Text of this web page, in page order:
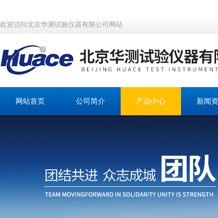
欢迎访问北京华测试验仪器有限公司网站
网站首页 公司简介 产品中心 新闻